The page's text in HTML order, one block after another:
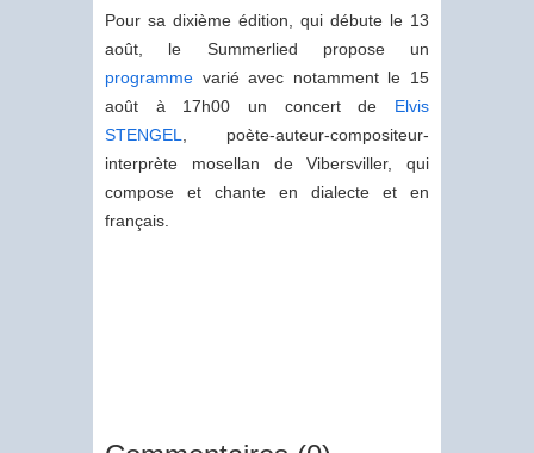
Pour sa dixième édition, qui débute le 13
août, le Summerlied propose un
programme varié avec notamment le 15
août à 17h00 un concert de Elvis
STENGEL
, poète-auteur-compositeur-
interprète mosellan de Vibersviller, qui
compose et chante en dialecte et en
français.